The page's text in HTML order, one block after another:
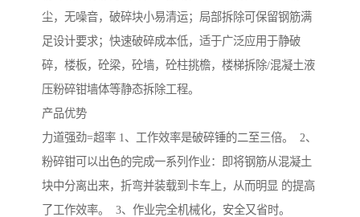
尘，无噪音，破碎块小易清运；局部拆除可保留钢筋满
足设计要求；快速破碎成本低，适于广泛应用于静破
碎，楼板，砼梁，砼墙，砼柱挑檐，楼梯拆除/混凝土液
压粉碎钳墙体等静态拆除工程。
产品优势
力道强劲=超率 1、工作效率是破碎锤的二至三倍。 2、
粉碎钳可以出色的完成一系列作业：即将钢筋从混凝土
块中分离出来，折弯并装载到卡车上，从而明显 的提高
了工作效率。 3、作业完全机械化，安全又省时。